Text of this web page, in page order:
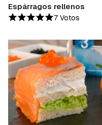
Espárragos rellenos
7 Votos